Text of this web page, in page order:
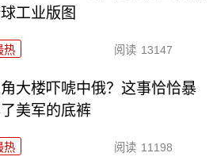
工业版图
热 阅读 13147
大楼吓唬中俄？这事恰恰暴
美军的底裤
热 阅读 11198